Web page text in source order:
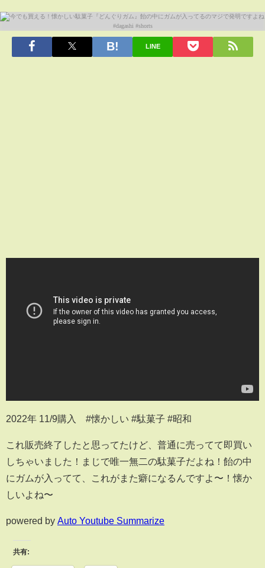
LINE
2022年 11/9購入 #懐かしい #駄菓子 #昭和
これ販売終了したと思ってたけど、普通に売ってて即買い
しちゃいました！まじで唯一無二の駄菓子だよね！飴の中
にガムが入ってて、これがまた癖になるんですよ〜！懐か
しいよね〜
powered by Auto Youtube Summarize
共有: